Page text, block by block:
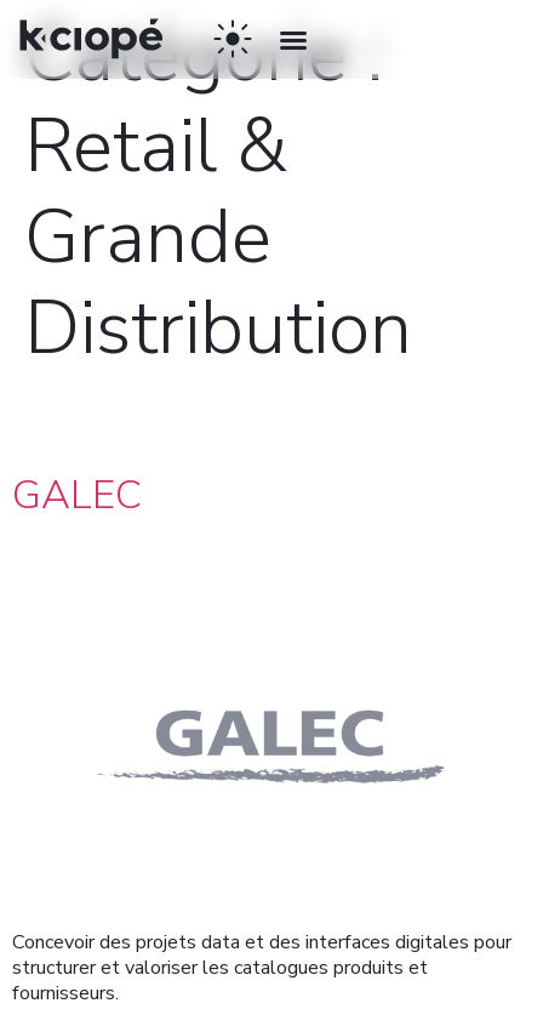
Catégorie :
Retail &
Grande
Distribution
GALEC
Concevoir des projets data et des interfaces digitales pour
structurer et valoriser les catalogues produits et
fournisseurs.